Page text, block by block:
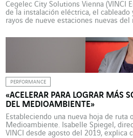
Cegelec City Solutions Vienna (VINCI
de la instalación eléctrica, el
rayos de nueve estaciones nuevas del
línea U5, la capital austriaca expande
PERFORMANCE
«ACELERAR PARA LOGRAR MÁS
DEL MEDIOAMBIENTE»
Estableciendo una nueva hoja de ruta
Medioambiente. Isabelle Spiegel,
VINCI desde agosto del 2019, explica